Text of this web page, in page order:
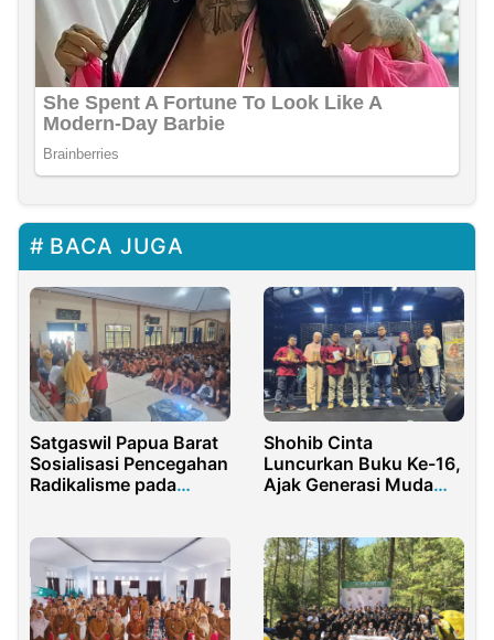
BACA JUGA
Satgaswil Papua Barat
Sosialisasi Pencegahan
Radikalisme pada
Shohib Cinta
Luncurkan Buku Ke-16,
Ajak Generasi Muda